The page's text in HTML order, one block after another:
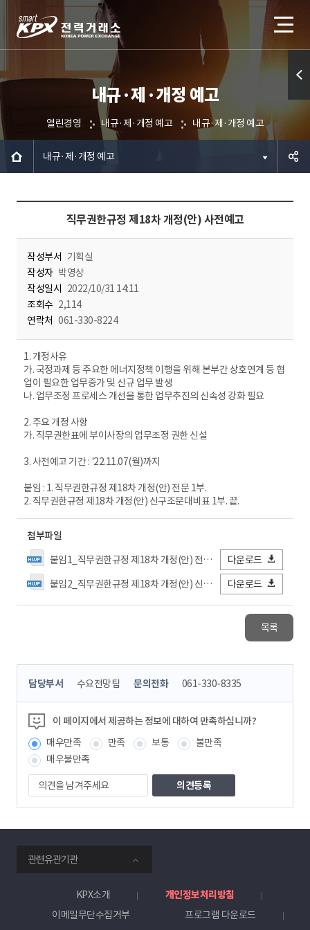
내규·제·개정 예고
열린경영 내규·제·개정 예고 내규·제·개정 예고
내규·제·개정 예고
직무권한규정 제18차 개정(안) 사전예고
작성부서 기획실
작성자 박영상
작성일시 2022/10/31 14:11
조회수 2,114
연락처 061-330-8224
1. 개정사유
가. 국정과제 등 주요한 에너지정책 이행을 위해 본부간 상호연계 등 협
업이 필요한 업무증가 및 신규 업무 발생
나. 업무조정 프로세스 개선을 통한 업무추진의 신속성 강화 필요
2. 주요 개정 사항
가. 직무권한표에 부이사장의 업무조정 권한 신설
3. 사전예고 기간 : '22.11.07(월)까지
붙임 : 1. 직무권한규정 제18차 개정(안) 전문 1부.
2. 직무권한규정 제18차 개정(안) 신구조문대비표 1부. 끝.
첨부파일
붙임1_직무권한규정 제18차 개정(안) 전문.hwp
다운로드
붙임2_직무권한규정 제18차 개정(안) 신구조문대비표.hwp
다운로드
목록
콘
츠
정
보
책
임
자
담당부서 수요전망팀 문의전화 061-330-8335
이 페이지에서 제공하는 정보에 대하여 만족하십니까?
매우만족
만족 보통
불만족
매우불만족
의
견
을
겨
주
세
요
관련유관기관
KPX소개
개인정보처리방침
이메일무단수집거부
프로그램 다운로드